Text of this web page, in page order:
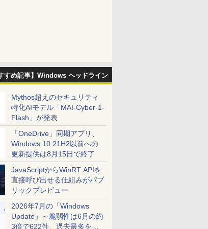
すめ記事】Windows ヘッドライン
Mythos超えのセキュリティ
特化AIモデル「MAI-Cyber-1-
Flash」が発表
「OneDrive」同期アプリ、
Windows 10 21H2以前への
更新提供は8月15日で終了
JavaScriptからWinRT APIを
直接呼び出せる仕組みがパブ
リックプレビュー
2026年7月の「Windows
Update」～脆弱性は6月の約
3倍で622件、過去最多を大